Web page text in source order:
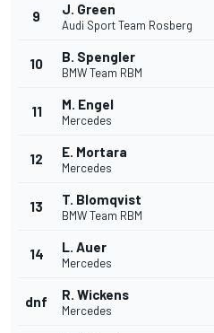
9 J. Green
Audi Sport Team Rosberg
10 B. Spengler
BMW Team RBM
11 M. Engel
Mercedes
12 E. Mortara
Mercedes
13 T. Blomqvist
BMW Team RBM
14 L. Auer
Mercedes
dnf R. Wickens
Mercedes